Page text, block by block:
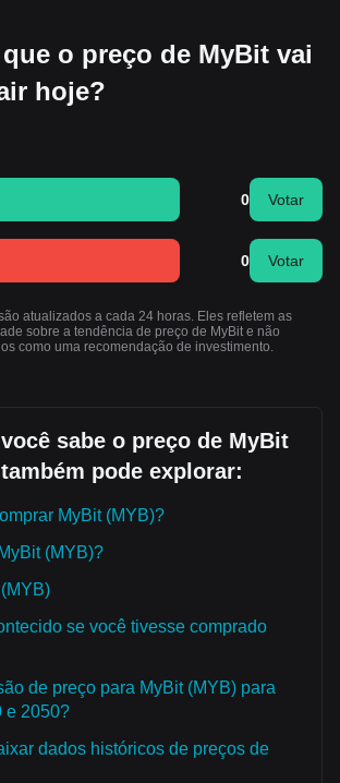
o preço de MyBit vai
hoje?
0 Votar
0 Votar
atualizados a cada 24 horas. Eles refletem as
sobre a tendência de preço de MyBit e não
como uma recomendação de investimento.
sabe o preço de MyBit
pode explorar:
MyBit (MYB)?
(MYB)?
se você tivesse comprado
de preço para MyBit (MYB) para
e 2050?
dados históricos de preços de